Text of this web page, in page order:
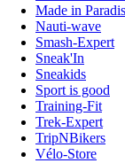
Made in Paradis
Nauti-wave
Smash-Expert
Sneak'In
Sneakids
Sport is good
Training-Fit
Trek-Expert
TripNBikers
Vélo-Store